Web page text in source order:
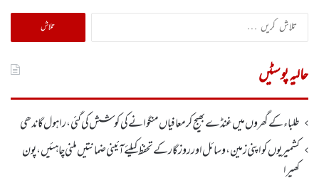
تلاش
کریں
حالیہ پوسٹیں
طلباء کے گھروں میں غنڈے بھیج کر معافیاں منگوانے کی کوشش کی گئی،راہول گاندھی
کشمیریوں کو اپنی زمین، وسائل اور روزگار کے تحفظ کیلئے آئینی ضمانتیں ملنی چاہئیں، پون
کھیرا